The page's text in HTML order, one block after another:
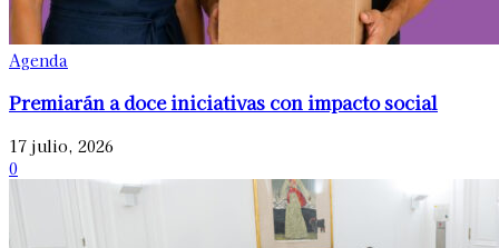
Agenda
Premiarán a doce iniciativas con impacto social
17 julio, 2026
0